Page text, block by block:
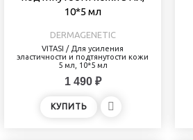
DERMAGENETIC
VITASI / Для усиления
эластичности и подтянутости кожи
5 мл, 10*5 мл
1 490 ₽
КУПИТЬ